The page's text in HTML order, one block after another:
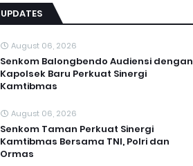
UPDATES
August 06, 2026
Senkom Balongbendo Audiensi dengan
Kapolsek Baru Perkuat Sinergi
Kamtibmas
August 06, 2026
Senkom Taman Perkuat Sinergi
Kamtibmas Bersama TNI, Polri dan
Ormas